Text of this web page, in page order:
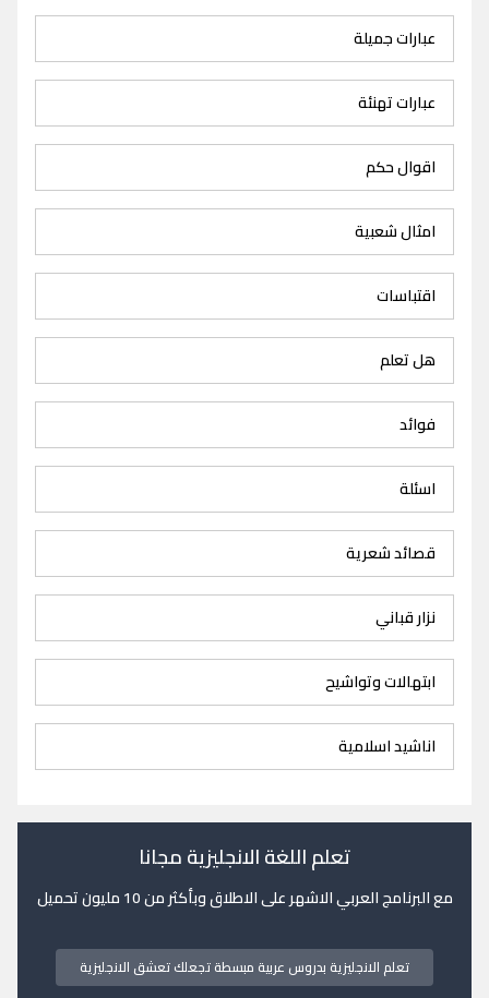
عبارات جميلة
عبارات تهنئة
اقوال حكم
امثال شعبية
اقتباسات
هل تعلم
فوائد
اسئلة
قصائد شعرية
نزار قباني
ابتهالات وتواشيح
اناشيد اسلامية
تعلم اللغة الانجليزية مجانا
مع البرنامج العربي الاشهر على الاطلاق وبأكثر من 10 مليون تحميل
تعلم الانجليزية بدروس عربية مبسطة تجعلك تعشق الانجليزية